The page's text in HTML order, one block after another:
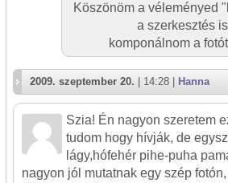
Köszönöm a véleményed
a szerkesztés
komponálnom a
2009. szeptember 20. | 14:28 | Hanna
Szia! Én nagyon szeretem
tudom hogy hívják, de
lágy,hófehér pihe-puha
nagyon jól mutatnak egy szép